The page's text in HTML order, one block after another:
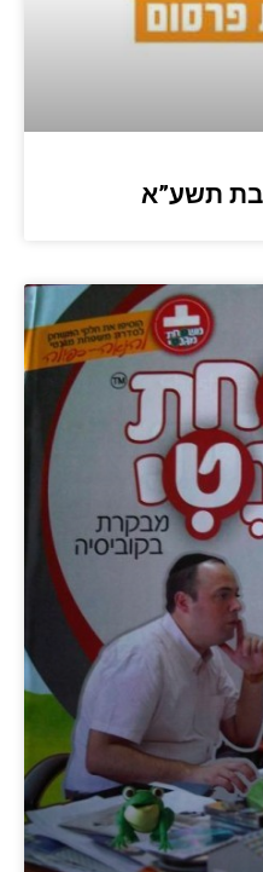
תשע”א